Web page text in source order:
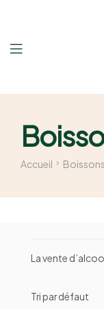
Accueil Boissons
La vente